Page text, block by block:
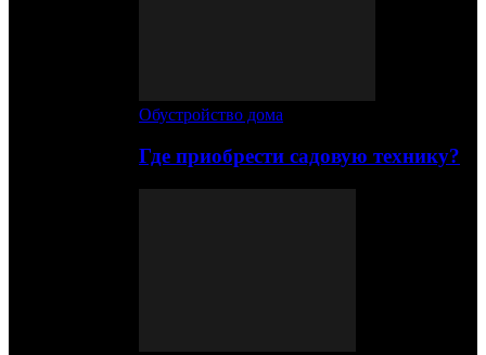
Обустройство дома
Где приобрести садовую технику?